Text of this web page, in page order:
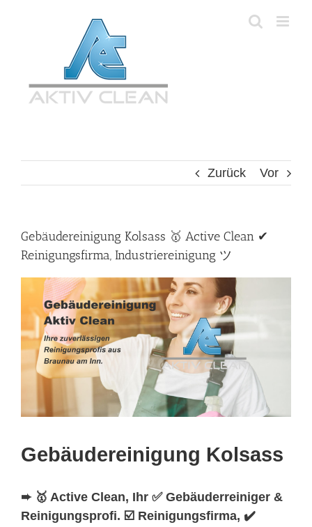
Zurück Vor
Gebäudereinigung Kolsass 🥇 Active Clean ✔
Reinigungsfirma, Industriereinigung ツ
Gebäudereinigung Kolsass
➨ 🥇 Active Clean, Ihr ✅ Gebäuderreiniger &
Reinigungsprofi. ☑️ Reinigungsfirma, ✔️